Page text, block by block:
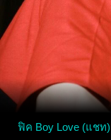
ฟิค Boy Love (แชท)